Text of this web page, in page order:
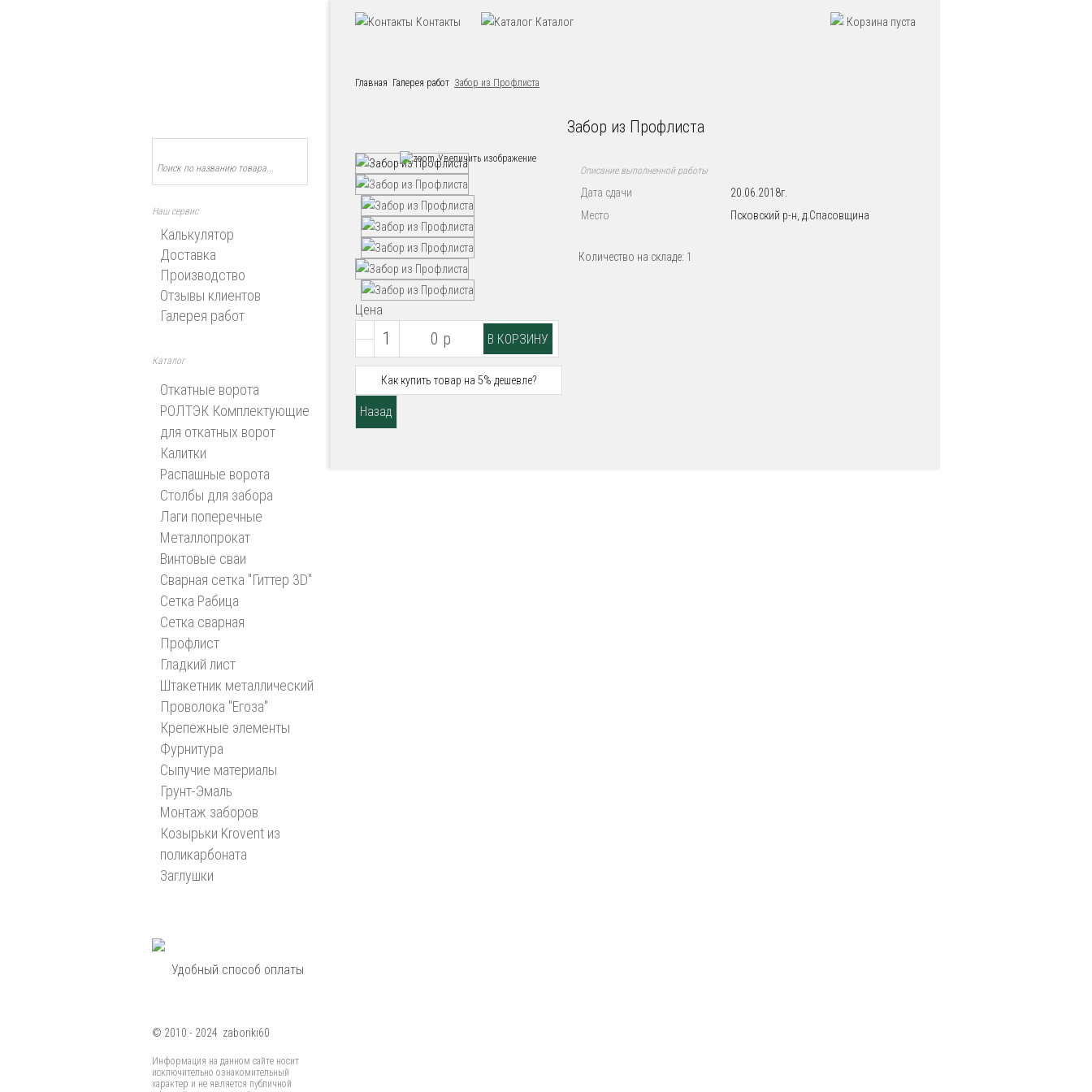
Наш сервис
Калькулятор
Доставка
Производство
Отзывы клиентов
Галерея работ
Каталог
Откатные ворота
РОЛТЭК Комплектующие
для откатных ворот
Калитки
Распашные ворота
Столбы для забора
Лаги поперечные
Металлопрокат
Винтовые сваи
Сварная сетка "Гиттер 3D"
Сетка Рабица
Сетка сварная
Профлист
Гладкий лист
Штакетник металлический
Проволока "Егоза"
Крепежные элементы
Фурнитура
Сыпучие материалы
Грунт-Эмаль
Монтаж заборов
Козырьки Krovent из
поликарбоната
Заглушки
Удобный способ оплаты
© 2010 - 2024 zaboriki60
Информация на данном сайте носит
исключительно ознакомительный
характер и не является публичной
Контакты Каталог Корзина пуста
Главная Галерея работ Забор из Профлиста
Забор из Профлиста
Увеличить изображение
Цена
0 р
Как купить товар на 5% дешевле?
Описание выполненной работы
Дата сдачи
20.06.2018г.
Место
Псковский р-н, д.Спасовщина
Количество на складе: 1